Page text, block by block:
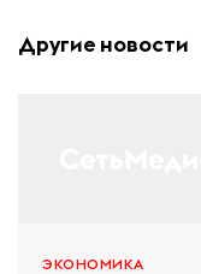
Другие новости
ЭКОНОМИКА